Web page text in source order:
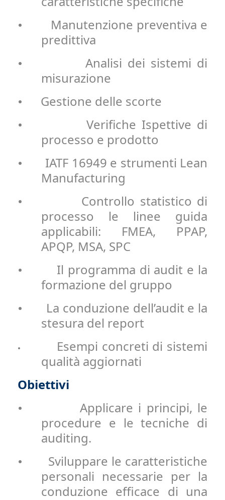
•
Manutenzione preventiva e
predittiva
•
Analisi dei sistemi di
misurazione
• Gestione delle scorte
•
Verifiche Ispettive di
processo e prodotto
•
IATF 16949 e strumenti Lean
Manufacturing
•
Controllo statistico di
processo le linee guida
applicabili: FMEA, PPAP,
APQP, MSA, SPC
•
Il programma di audit e la
formazione del gruppo
•
La conduzione dell’audit e la
stesura del report
•
Esempi concreti di sistemi
qualità aggiornati
Obiettivi
•
Applicare i principi, le
procedure e le tecniche di
auditing.
•
Sviluppare le caratteristiche
personali necessarie per la
conduzione efficace di una